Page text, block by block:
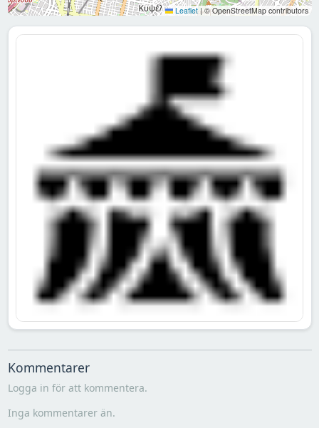
Leaflet |© OpenStreetMap contributors
Kommentarer
Logga in för att kommentera.
Inga kommentarer än.